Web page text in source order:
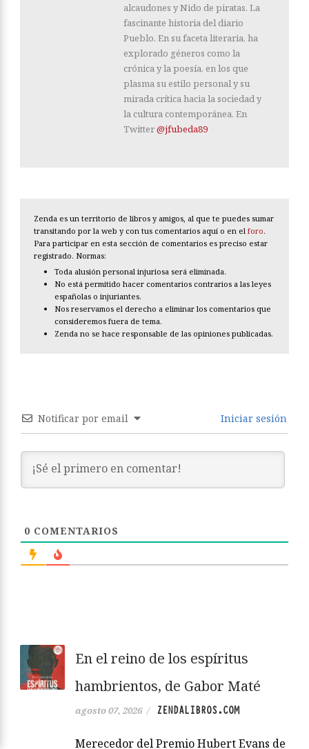
alcaudones y Nido de piratas. La
fascinante historia del diario
Pueblo. En su faceta literaria, ha
explorado géneros como la
crónica y la poesía, en los que
plasma su estilo personal y su
mirada crítica hacia la sociedad y
la cultura contemporánea. En
Twitter@jfubeda89
Zenda es un territorio de libros y amigos, al que te puedes sumar
transitando por la web y con tus comentarios aquí o en el foro.
Para participar en esta sección de comentarios es preciso estar
registrado. Normas:
Toda alusión personal injuriosa será eliminada.
No está permitido hacer comentarios contrarios a las leyes
españolas o injuriantes.
Nos reservamos el derecho a eliminar los comentarios que
consideremos fuera de tema.
Zenda no se hace responsable de las opiniones publicadas.
Notificar por email Iniciar sesión
0 COMENTARIOS
En el reino de los espíritus
hambrientos, de Gabor Maté
agosto 07, 2026 / ZENDALIBROS.COM
Merecedor del Premio Hubert Evans de